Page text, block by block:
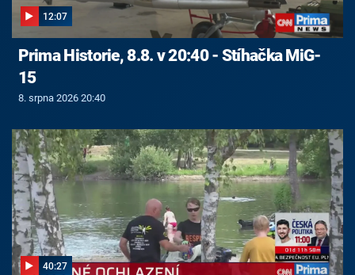
12:07
Prima Historie, 8.8. v 20:40 - Stíhačka MiG-
15
8. srpna 2026 20:40
40:27